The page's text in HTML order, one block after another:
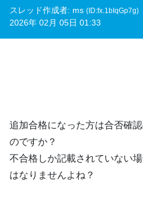
スレッド作成者: ms (ID:fx.1bIqGp7g)
2026年 02月 05日 01:33
追加合格になった方は合否確
のですか？
不合格しか記載されていない
はなりませんよね？